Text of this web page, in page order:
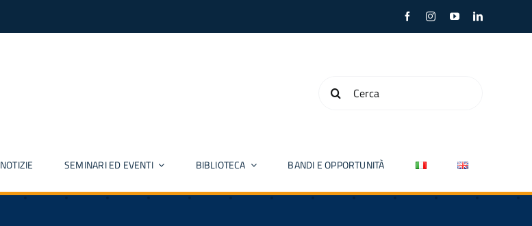
Cerca
per:
NOTIZIE SEMINARI ED EVENTI BIBLIOTECA BANDI E OPPORTUNITÀ